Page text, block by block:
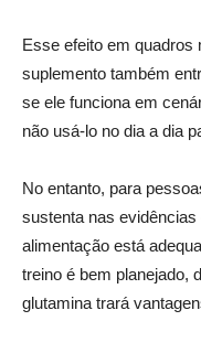
Esse efeito em quadros
suplemento também
se ele funciona em
não usá-lo no dia a dia
No entanto, para
sustenta nas
alimentação está
treino é bem planejado,
glutamina trará